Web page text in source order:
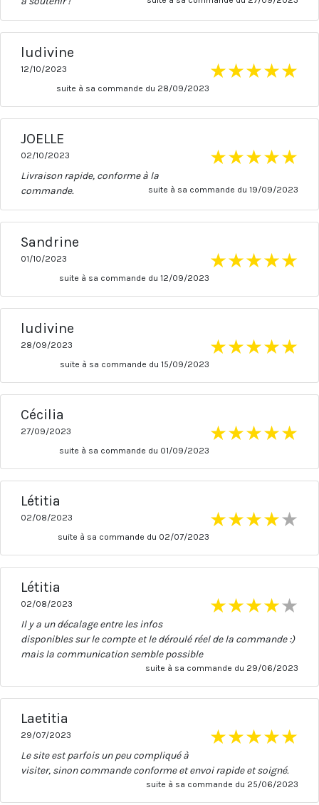
ludivine
12/10/2023 ★★★★★
suite à sa commande du 28/09/2023
JOELLE
02/10/2023 ★★★★★
Livraison rapide, conforme à la
commande.
suite à sa commande du 19/09/2023
Sandrine
01/10/2023 ★★★★★
suite à sa commande du 12/09/2023
ludivine
28/09/2023 ★★★★★
suite à sa commande du 15/09/2023
Cécilia
27/09/2023 ★★★★★
suite à sa commande du 01/09/2023
Létitia
02/08/2023 ★★★★★
suite à sa commande du 02/07/2023
Létitia
02/08/2023 ★★★★★
Il y a un décalage entre les infos
disponibles sur le compte et le déroulé réel de la commande :)
mais la communication semble possible
suite à sa commande du 29/06/2023
Laetitia
29/07/2023 ★★★★★
Le site est parfois un peu compliqué à
visiter, sinon commande conforme et envoi rapide et soigné.
suite à sa commande du 25/06/2023